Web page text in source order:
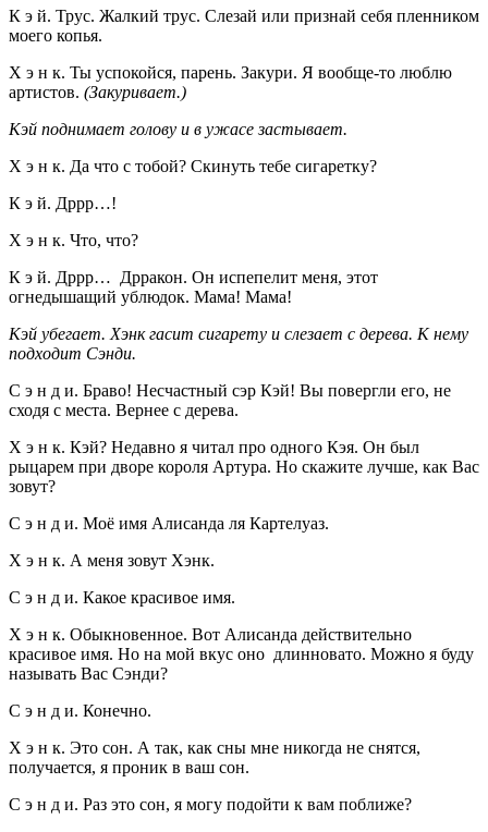
К э й. Трус. Жалкий трус. Слезай или признай себя пленником
моего копья.
Х э н к. Ты успокойся, парень. Закури. Я вообще-то люблю
артистов. (Закуривает.)
Кэй поднимает голову и в ужасе застывает.
Х э н к. Да что с тобой? Скинуть тебе сигаретку?
К э й. Дррр…!
Х э н к. Что, что?
К э й. Дррр… Дрракон. Он испепелит меня, этот
огнедышащий ублюдок. Мама! Мама!
Кэй убегает. Хэнк гасит сигарету и слезает с дерева. К нему
подходит Сэнди.
С э н д и. Браво! Несчастный сэр Кэй! Вы повергли его, не
сходя с места. Вернее с дерева.
Х э н к. Кэй? Недавно я читал про одного Кэя. Он был
рыцарем при дворе короля Артура. Но скажите лучше, как Вас
зовут?
С э н д и. Моё имя Алисанда ля Картелуаз.
Х э н к. А меня зовут Хэнк.
С э н д и. Какое красивое имя.
Х э н к. Обыкновенное. Вот Алисанда действительно
красивое имя. Но на мой вкус оно длинновато. Можно я буду
называть Вас Сэнди?
С э н д и. Конечно.
Х э н к. Это сон. А так, как сны мне никогда не снятся,
получается, я проник в ваш сон.
С э н д и. Раз это сон, я могу подойти к вам поближе?